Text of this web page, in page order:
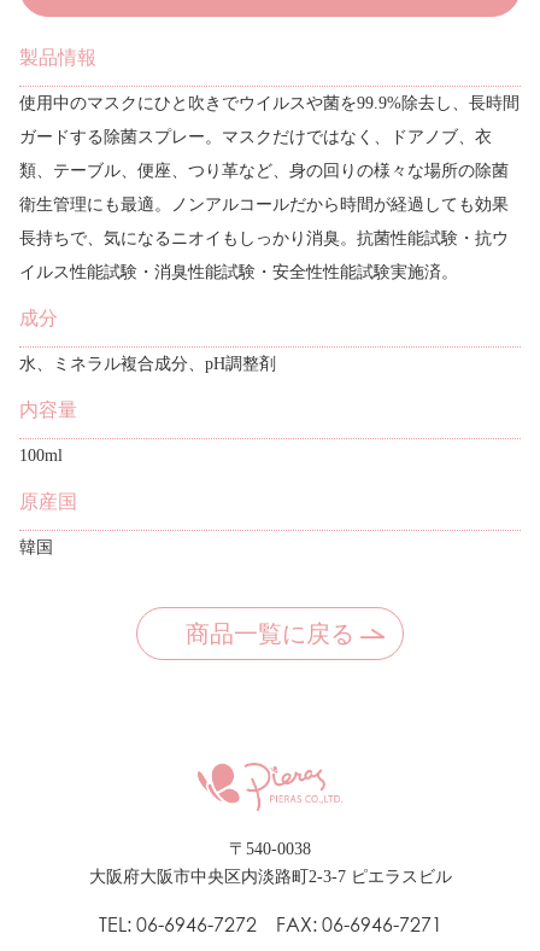
製品情報
使用中のマスクにひと吹きでウイルスや菌を99.9%除去し、長時間
ガードする除菌スプレー。マスクだけではなく、ドアノブ、衣
類、テーブル、便座、つり革など、身の回りの様々な場所の除菌
衛生管理にも最適。ノンアルコールだから時間が経過しても効果
長持ちで、気になるニオイもしっかり消臭。抗菌性能試験・抗ウ
イルス性能試験・消臭性能試験・安全性性能試験実施済。
成分
水、ミネラル複合成分、pH調整剤
内容量
100ml
原産国
韓国
商品一覧に戻る
〒540-0038
大阪府大阪市中央区内淡路町2-3-7 ピエラスビル
TEL: 06-6946-7272 FAX: 06-6946-7271